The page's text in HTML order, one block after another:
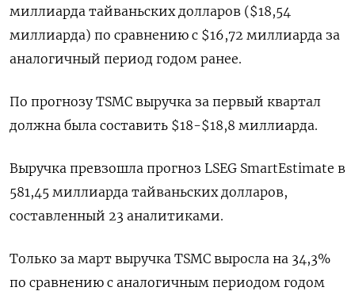
миллиарда тайваньских долларов ($18,54
миллиарда) по сравнению с $16,72 миллиарда за
аналогичный период годом ранее.
По прогнозу TSMC выручка за первый квартал
должна была составить $18-$18,8 миллиарда.
Выручка превзошла прогноз LSEG SmartEstimate в
581,45 миллиарда тайваньских долларов,
составленный 23 аналитиками.
Только за март выручка TSMC выросла на 34,3%
по сравнению с аналогичным периодом годом